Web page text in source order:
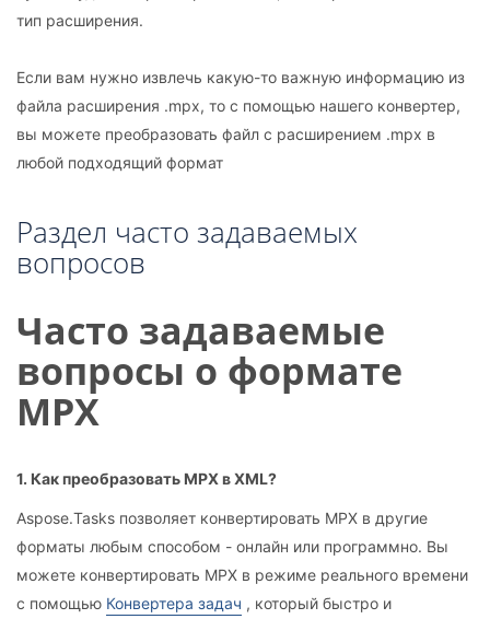
тип расширения.
Если вам нужно извлечь какую-то важную информацию из
файла расширения .mpx, то с помощью нашего конвертер,
вы можете преобразовать файл с расширением .mpx в
любой подходящий формат
Раздел часто задаваемых
вопросов
Часто задаваемые
вопросы о формате
MPX
1. Как преобразовать MPX в XML?
Aspose.Tasks позволяет конвертировать MPX в другие
форматы любым способом - онлайн или программно. Вы
можете конвертировать MPX в режиме реального времени
с помощью Конвертера задач , который быстро и